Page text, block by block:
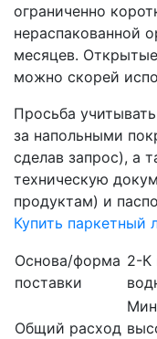
ограниченно
нераспакованной
месяцев.
можно скорей
Просьба
за напольными
сделав запрос), а
техническую
продуктам) и
Купить паркетный
Основа/форма
поставки
2-К
Общий расход